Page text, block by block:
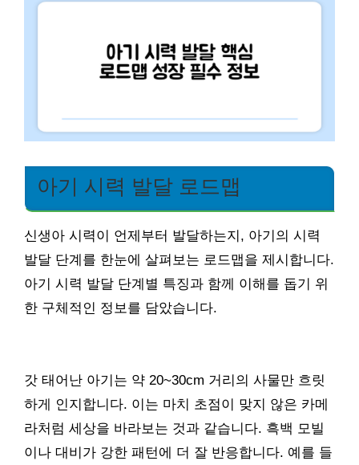
아기 시력 발달 로드맵
신생아 시력이 언제부터 발달하는지, 아기의 시력
발달 단계를 한눈에 살펴보는 로드맵을 제시합니다.
아기 시력 발달 단계별 특징과 함께 이해를 돕기 위
한 구체적인 정보를 담았습니다.
갓 태어난 아기는 약 20~30cm 거리의 사물만 흐릿
하게 인지합니다. 이는 마치 초점이 맞지 않은 카메
라처럼 세상을 바라보는 것과 같습니다. 흑백 모빌
이나 대비가 강한 패턴에 더 잘 반응합니다. 예를 들